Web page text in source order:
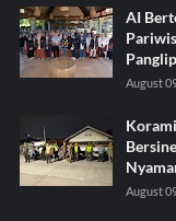
AI
August
August